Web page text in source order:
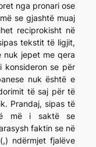
nga pronari ose
se gjashtë muaj
reciprokisht në
tekstit të ligjit,
nuk jepet me qera
konsideron se për
nuk është e
të saj për të
Prandaj, sipas të
më i saktë se
faktin se në
ndërmjet fjalëve